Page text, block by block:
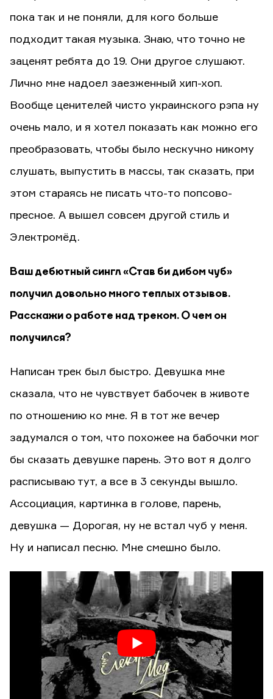
пока так и не поняли, для кого больше
подходит такая музыка. Знаю, что точно не
заценят ребята до 19. Они другое слушают.
Лично мне надоел заезженный хип-хоп.
Вообще ценителей чисто украинского рэпа ну
очень мало, и я хотел показать как можно его
преобразовать, чтобы было нескучно никому
слушать, выпустить в массы, так сказать, при
этом стараясь не писать что-то попсово-
пресное. А вышел совсем другой стиль и
Электромёд.
Ваш дебютный сингл «Став би дибом чуб»
получил довольно много теплых отзывов.
Расскажи о работе над треком. О чем он
получился?
Написан трек был быстро. Девушка мне
сказала, что не чувствует бабочек в животе
по отношению ко мне. Я в тот же вечер
задумался о том, что похожее на бабочки мог
бы сказать девушке парень. Это вот я долго
расписываю тут, а все в 3 секунды вышло.
Ассоциация, картинка в голове, парень,
девушка — Дорогая, ну не встал чуб у меня.
Ну и написал песню. Мне смешно было.